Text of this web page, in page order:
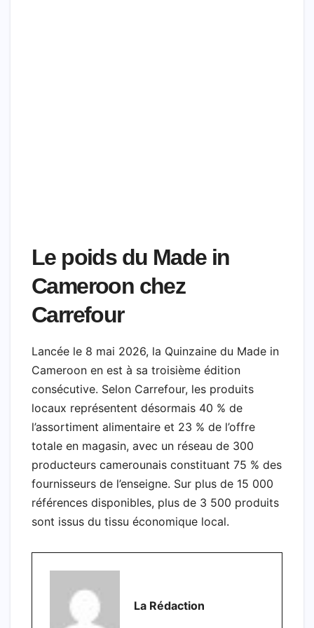
Le poids du Made in
Cameroon chez
Carrefour
Lancée le 8 mai 2026, la Quinzaine du Made in
Cameroon en est à sa troisième édition
consécutive. Selon Carrefour, les produits
locaux représentent désormais 40 % de
l’assortiment alimentaire et 23 % de l’offre
totale en magasin, avec un réseau de 300
producteurs camerounais constituant 75 % des
fournisseurs de l’enseigne. Sur plus de 15 000
références disponibles, plus de 3 500 produits
sont issus du tissu économique local.
La Rédaction